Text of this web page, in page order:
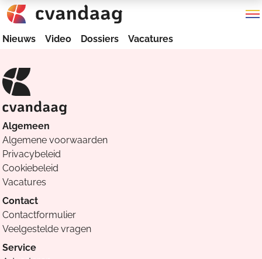
Nieuws Video Dossiers Vacatures
Algemeen
Algemene voorwaarden
Privacybeleid
Cookiebeleid
Vacatures
Contact
Contactformulier
Veelgestelde vragen
Service